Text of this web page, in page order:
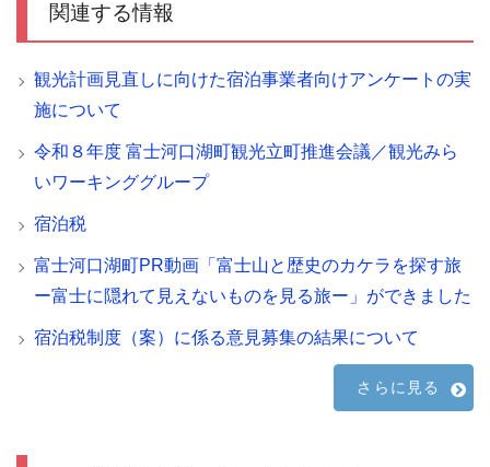
関連する情報
観光計画見直しに向けた宿泊事業者向けアンケートの実
施について
令和８年度 富士河口湖町観光立町推進会議／観光みら
いワーキンググループ
宿泊税
富士河口湖町PR動画「富士山と歴史のカケラを探す旅
ー富士に隠れて見えないものを見る旅ー」ができました
宿泊税制度（案）に係る意見募集の結果について
さらに見る